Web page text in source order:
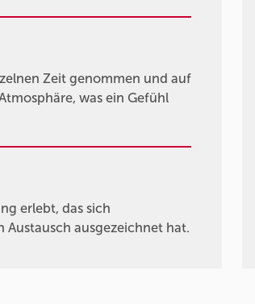
Zeit genommen und auf
was ein Gefühl
erlebt, das sich
Austausch ausgezeichnet hat.